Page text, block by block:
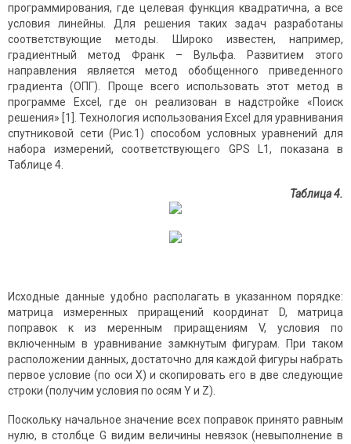
программирования, где целевая функция квадратична, а все
условия линейны. Для решения таких задач разработаны
соответствующие методы. Широко известен, например,
градиентный метод Франк – Вульфа. Развитием этого
направления является метод обобщенного приведенного
градиента (ОПГ). Проще всего использовать этот метод в
программе Excel, где он реализован в надстройке «Поиск
решения» [1]. Технология использования Excel для уравнивания
спутниковой сети (Рис.1) способом условных уравнений для
набора измерений, соответствующего GPS L1, показана в
Таблице 4.
Таблица 4.
Исходные данные удобно располагать в указанном порядке:
матрица измеренных приращений координат D, матрица
поправок к из меренным приращениям V, условия по
включенным в уравнивание замкнутым фигурам. При таком
расположении данных, достаточно для каждой фигуры набрать
первое условие (по оси X) и скопировать его в две следующие
строки (получим условия по осям Y и Z).
Поскольку начальное значение всех поправок принято равным
нулю, в столбце G видим величины невязок (невыполнение в